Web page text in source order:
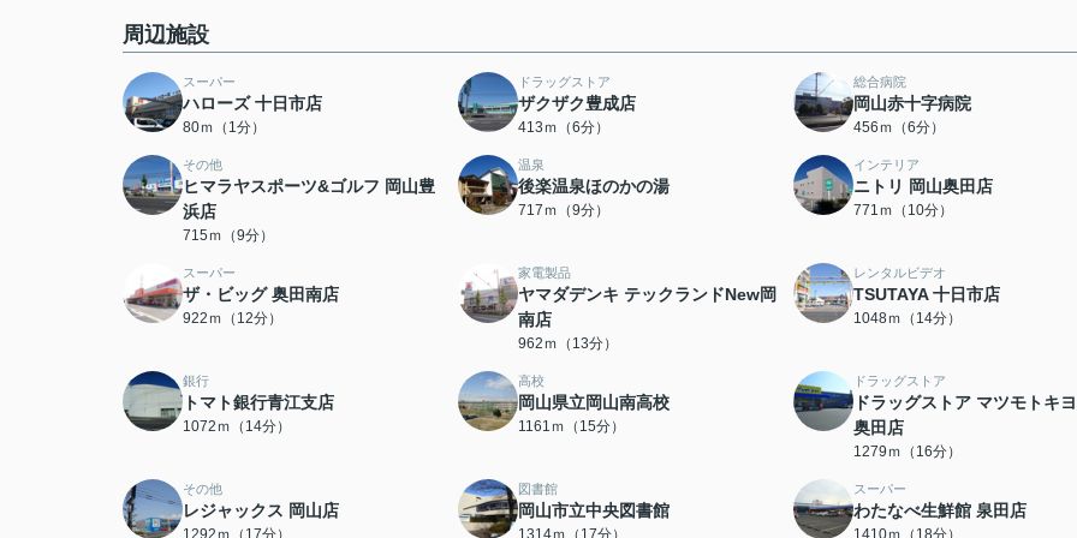
周辺施設
スーパー
ハローズ 十日市店
80ｍ（1分）
ドラッグストア
ザクザク豊成店
413ｍ（6分）
総合病院
岡山赤十字病院
456ｍ（6分）
その他
ヒマラヤスポーツ&ゴルフ 岡山豊
浜店
715ｍ（9分）
温泉
後楽温泉ほのかの湯
717ｍ（9分）
インテリア
ニトリ 岡山奥田店
771ｍ（10分）
スーパー
ザ・ビッグ 奥田南店
922ｍ（12分）
家電製品
ヤマダデンキ テックランドNew岡
南店
962ｍ（13分）
レンタルビデオ
TSUTAYA 十日市店
1048ｍ（14分）
銀行
トマト銀行青江支店
1072ｍ（14分）
高校
岡山県立岡山南高校
1161ｍ（15分）
ドラッグストア
ドラッグストア マツモトキ
奥田店
1279ｍ（16分）
その他
レジャックス 岡山店
図書館
岡山市立中央図書館
スーパー
わたなべ生鮮館 泉田店